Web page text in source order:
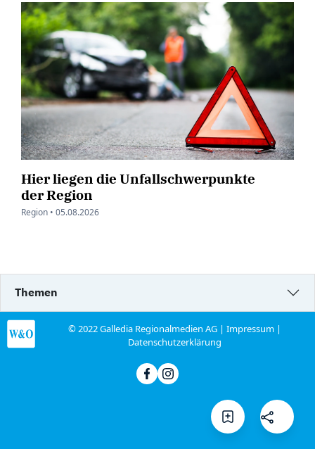
Hier liegen die Unfallschwerpunkte
der Region
Region • 05.08.2026
Themen
© 2022 Galledia Regionalmedien AG |Impressum |
Datenschutzerklärung